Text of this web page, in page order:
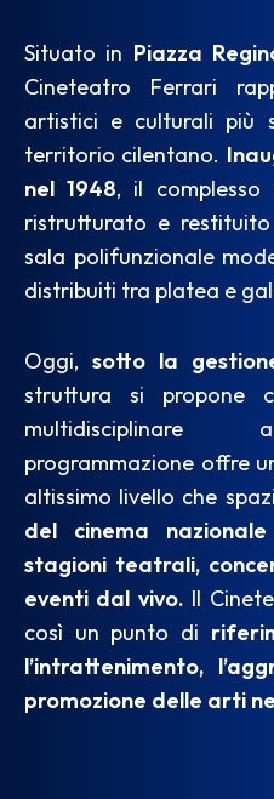
Situato in Piazza
Cineteatro Ferrari
artistici e culturali più
territorio cilentano.
nel 1948, il complesso
ristrutturato e
sala polifunzionale
distribuiti tra platea e
Oggi, sotto la
struttura si propone
multidisciplinare
programmazione offre
altissimo livello che
del cinema
stagioni teatrali,
eventi dal vivo. Il
così un punto di
l’intrattenimento,
promozione delle arti